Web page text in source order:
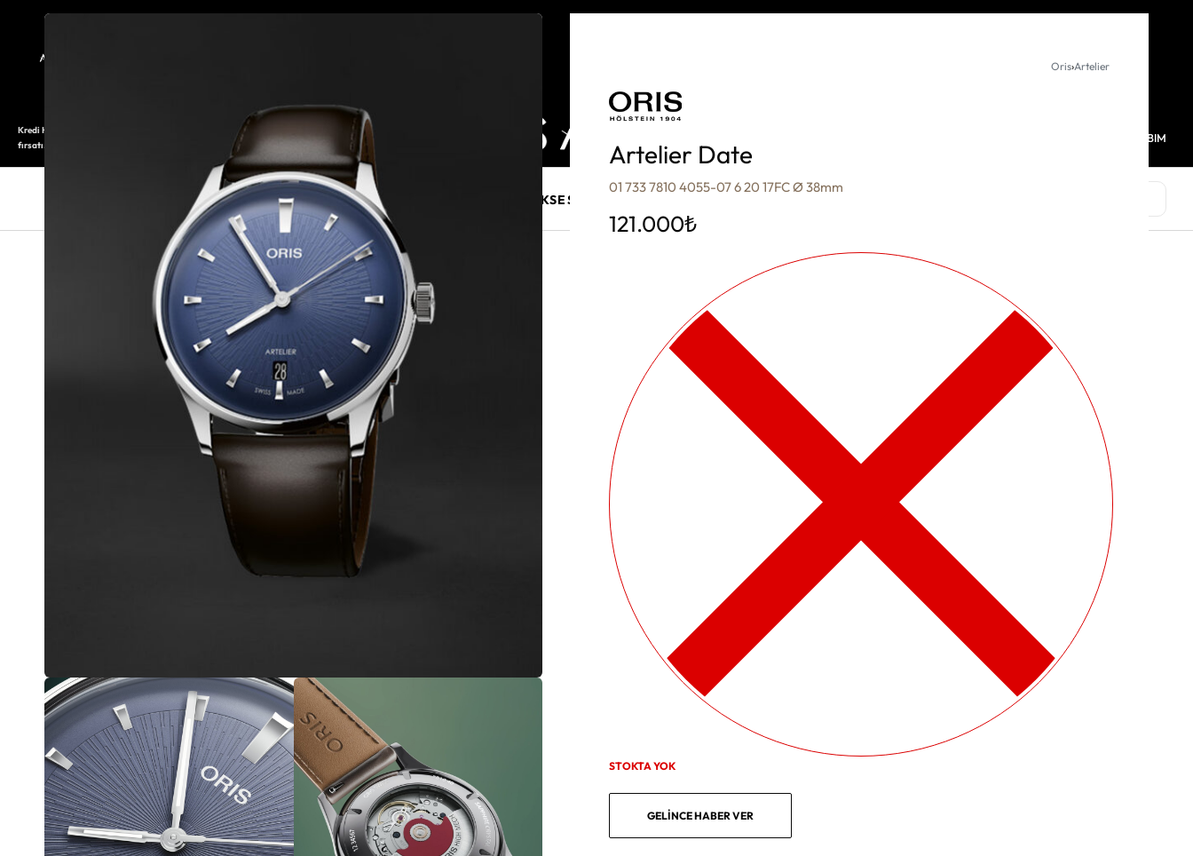
Kredi Kartı ile 12 aya varan taksitli alışveriş imkanı. Üstelik ilk 6 taksite %0 komisyon
fırsatı.
HESABIM
SAAT AKSESUARLARI TAKI VE MÜCEVHER PURO AKSESUARLARI
Oris›Artelier
Artelier Date
01 733 7810 4055-07 6 20 17FC Ø 38mm
121.000₺
STOKTA YOK
GELINCE HABER VER